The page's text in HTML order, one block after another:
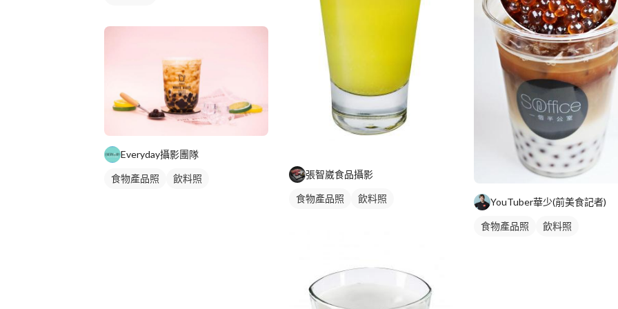
Everyday攝影團隊
食物產品照 飲料照 張智崴食品攝影
食物產品照 飲料照 YouTuber華少(前美食記者)
食物產品照 飲料照